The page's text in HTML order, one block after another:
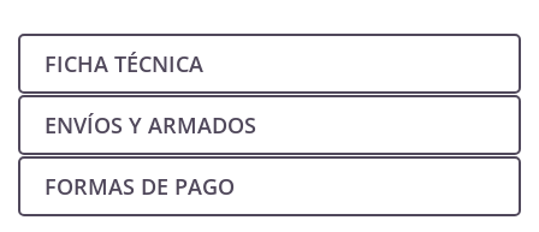
FICHA TÉCNICA
ENVÍOS Y ARMADOS
FORMAS DE PAGO